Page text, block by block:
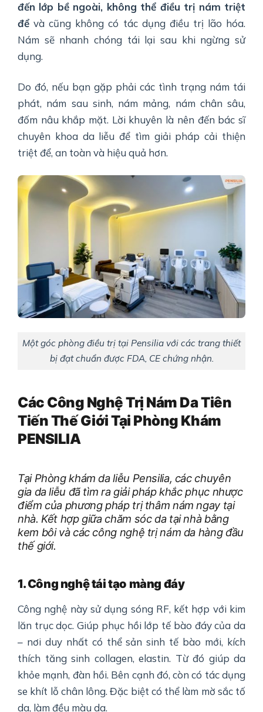
đến lớp bề ngoài, không thể điều trị nám triệt
để và cũng không có tác dụng điều trị lão hóa.
Nám sẽ nhanh chóng tái lại sau khi ngừng sử
dụng.
Do đó, nếu bạn gặp phải các tình trạng nám tái
phát, nám sau sinh, nám mảng, nám chân sâu,
đốm nâu khắp mặt. Lời khuyên là nên đến bác sĩ
chuyên khoa da liễu để tìm giải pháp cải thiện
triệt để, an toàn và hiệu quả hơn.
Một góc phòng điều trị tại Pensilia với các trang thiết
bị đạt chuẩn được FDA, CE chứng nhận.
Các Công Nghệ Trị Nám Da Tiên
Tiến Thế Giới Tại Phòng Khám
PENSILIA
Tại Phòng khám da liễu Pensilia, các chuyên
gia da liễu đã tìm ra giải pháp khắc phục nhược
điểm của phương pháp trị thâm nám ngay tại
nhà. Kết hợp giữa chăm sóc da tại nhà bằng
kem bôi và các công nghệ trị nám da hàng đầu
thế giới.
1. Công nghệ tái tạo màng đáy
Công nghệ này sử dụng sóng RF, kết hợp với kim
lăn trục dọc. Giúp phục hồi lớp tế bào đáy của da
– nơi duy nhất có thể sản sinh tế bào mới, kích
thích tăng sinh collagen, elastin. Từ đó giúp da
khỏe mạnh, đàn hồi. Bên cạnh đó, còn có tác dụng
se khít lỗ chân lông. Đặc biệt có thể làm mờ sắc tố
da, làm đều màu da.